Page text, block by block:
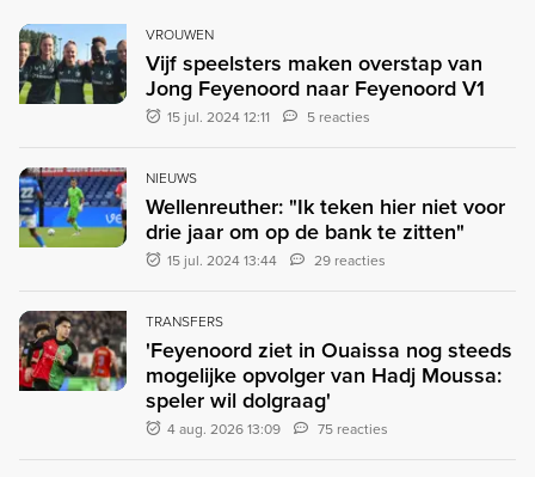
VROUWEN
Vijf speelsters maken overstap van
Jong Feyenoord naar Feyenoord V1
15 jul. 2024 12:11 5 reacties
NIEUWS
Wellenreuther: "Ik teken hier niet voor
drie jaar om op de bank te zitten"
15 jul. 2024 13:44 29 reacties
TRANSFERS
'Feyenoord ziet in Ouaissa nog steeds
mogelijke opvolger van Hadj Moussa:
speler wil dolgraag'
4 aug. 2026 13:09 75 reacties